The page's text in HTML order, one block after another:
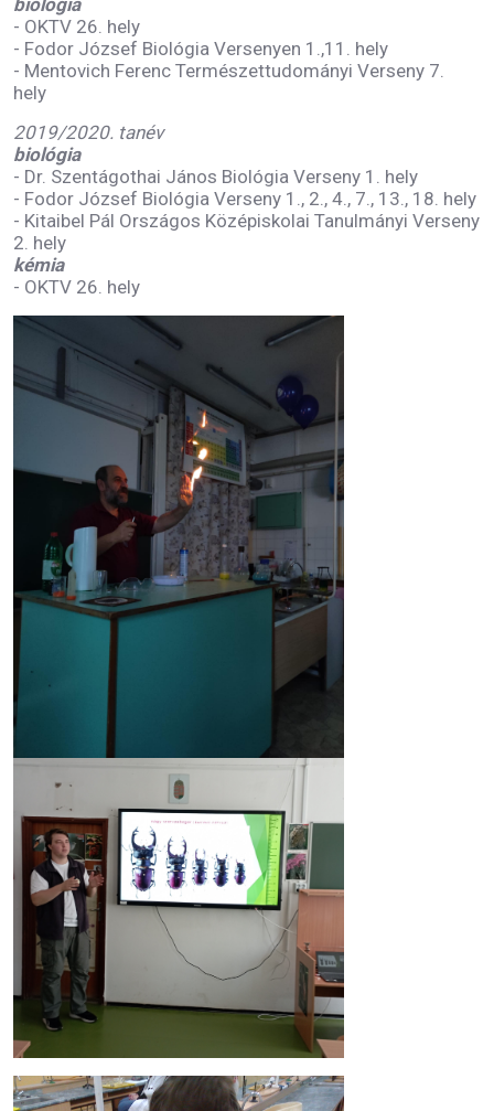
biológia
- OKTV 26. hely
- Fodor József Biológia Versenyen 1.,11. hely
- Mentovich Ferenc Természettudományi Verseny 7.
hely
2019/2020. tanév
biológia
- Dr. Szentágothai János Biológia Verseny 1. hely
- Fodor József Biológia Verseny 1., 2., 4., 7., 13., 18. hely
- Kitaibel Pál Országos Középiskolai Tanulmányi Verseny
2. hely
kémia
- OKTV 26. hely